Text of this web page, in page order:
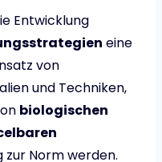
Entwicklung
eine
von
und Techniken,
biologischen
zur Norm werden.